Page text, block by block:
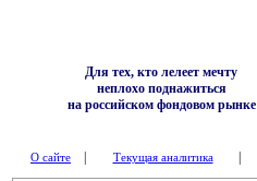
Для тех, кто лелеет мечту
неплохо поднажиться
на российском фондовом рынке
О сайте Текущая аналитика